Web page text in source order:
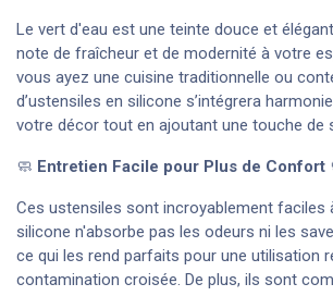
Le vert d'eau est une teinte douce et
note de fraîcheur et de modernité à votre
vous ayez une cuisine traditionnelle ou
d’ustensiles en silicone s’intégrera
votre décor tout en ajoutant une touche de
🧼 Entretien Facile pour Plus de Confort
Ces ustensiles sont incroyablement faciles
silicone n'absorbe pas les odeurs ni les
ce qui les rend parfaits pour une utilisation
contamination croisée. De plus, ils sont